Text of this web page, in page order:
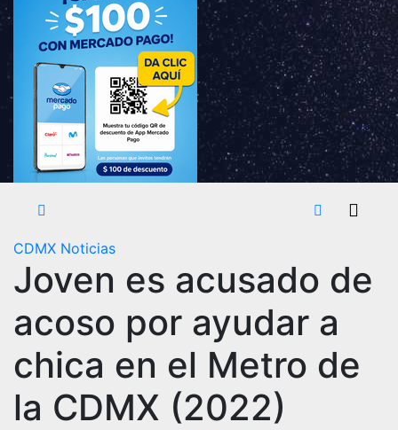
CDMX Noticias
Joven es acusado de
acoso por ayudar a
chica en el Metro de
la CDMX (2022)